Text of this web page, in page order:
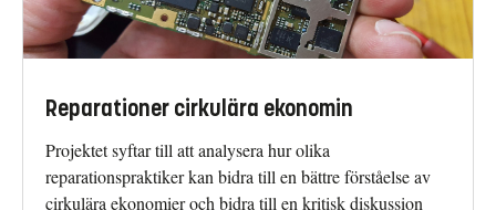
Reparationer cirkulära ekonomin
Projektet syftar till att analysera hur olika
reparationspraktiker kan bidra till en bättre förståelse av
cirkulära ekonomier och bidra till en kritisk diskussion